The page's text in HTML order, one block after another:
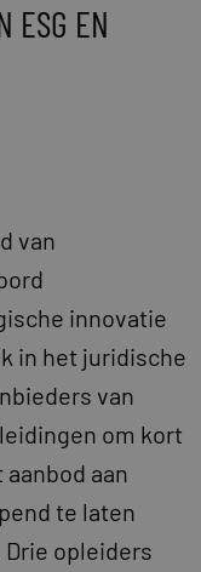
ESG EN
van
innovatie
in het juridische
van
om kort
aan
te laten
opleiders